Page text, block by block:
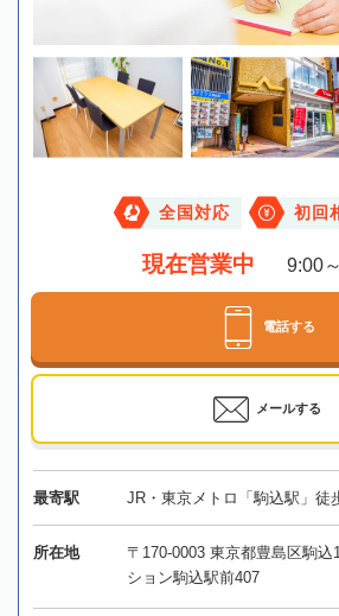
全国対応 初回
現在営業中 9:00
電話する
メールする
最寄駅 JR・東京メトロ「駒込駅」徒
所在地
〒170-0003 東京都豊島区駒込
ション駒込駅前407